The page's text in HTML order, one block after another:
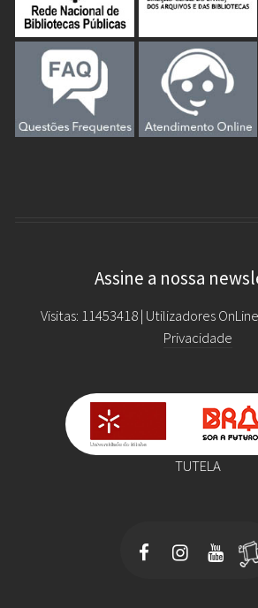
Assine a nossa
Visitas: 11453418 | Utilizadores
Privacidade
TUTELA